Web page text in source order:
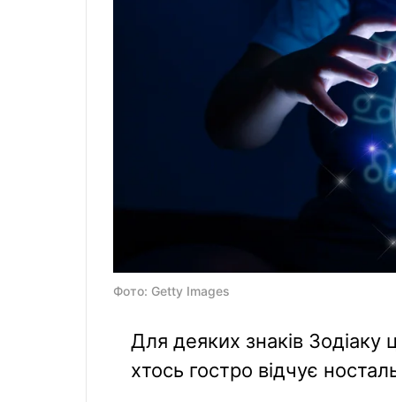
Фото: Getty Images
Для деяких знаків Зодіаку
хтось гостро відчує